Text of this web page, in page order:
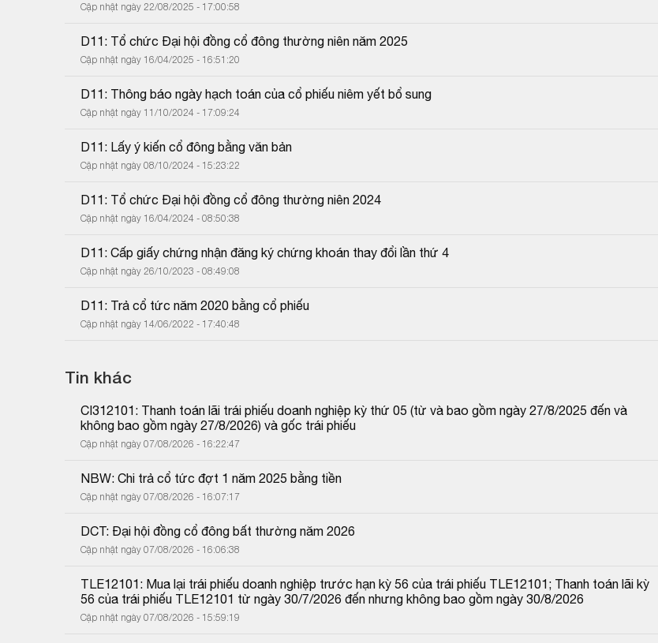
Cập nhật ngày 22/08/2025 - 17:00:58
D11: Tổ chức Đại hội đồng cổ đông thường niên năm 2025
Cập nhật ngày 16/04/2025 - 16:51:20
D11: Thông báo ngày hạch toán của cổ phiếu niêm yết bổ sung
Cập nhật ngày 11/10/2024 - 17:09:24
D11: Lấy ý kiến cổ đông bằng văn bản
Cập nhật ngày 08/10/2024 - 15:23:22
D11: Tổ chức Đại hội đồng cổ đông thường niên 2024
Cập nhật ngày 16/04/2024 - 08:50:38
D11: Cấp giấy chứng nhận đăng ký chứng khoán thay đổi lần thứ 4
Cập nhật ngày 26/10/2023 - 08:49:08
D11: Trả cổ tức năm 2020 bằng cổ phiếu
Cập nhật ngày 14/06/2022 - 17:40:48
Tin khác
CI312101: Thanh toán lãi trái phiếu doanh nghiệp kỳ thứ 05 (từ và bao gồm ngày 27/8/2025 đến và
không bao gồm ngày 27/8/2026) và gốc trái phiếu
Cập nhật ngày 07/08/2026 - 16:22:47
NBW: Chi trả cổ tức đợt 1 năm 2025 bằng tiền
Cập nhật ngày 07/08/2026 - 16:07:17
DCT: Đại hội đồng cổ đông bất thường năm 2026
Cập nhật ngày 07/08/2026 - 16:06:38
TLE12101: Mua lại trái phiếu doanh nghiệp trước hạn kỳ 56 của trái phiếu TLE12101; Thanh toán lãi kỳ
56 của trái phiếu TLE12101 từ ngày 30/7/2026 đến nhưng không bao gồm ngày 30/8/2026
Cập nhật ngày 07/08/2026 - 15:59:19